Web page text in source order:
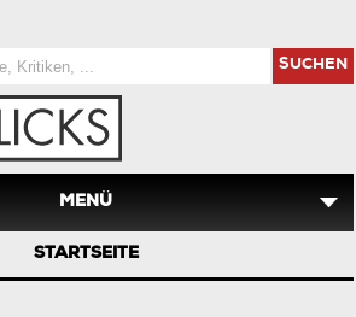
SUCHEN
MENÜ
STARTSEITE